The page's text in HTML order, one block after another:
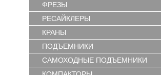
ФРЕЗЫ
РЕСАЙКЛЕРЫ
КРАНЫ
ПОДЪЕМНИКИ
САМОХОДНЫЕ ПОДЪЕМНИКИ